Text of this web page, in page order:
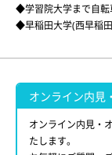
◆学習院大学まで自
◆早稲田大学(西早稲
オンライン内見
オンライン内見・
たします。